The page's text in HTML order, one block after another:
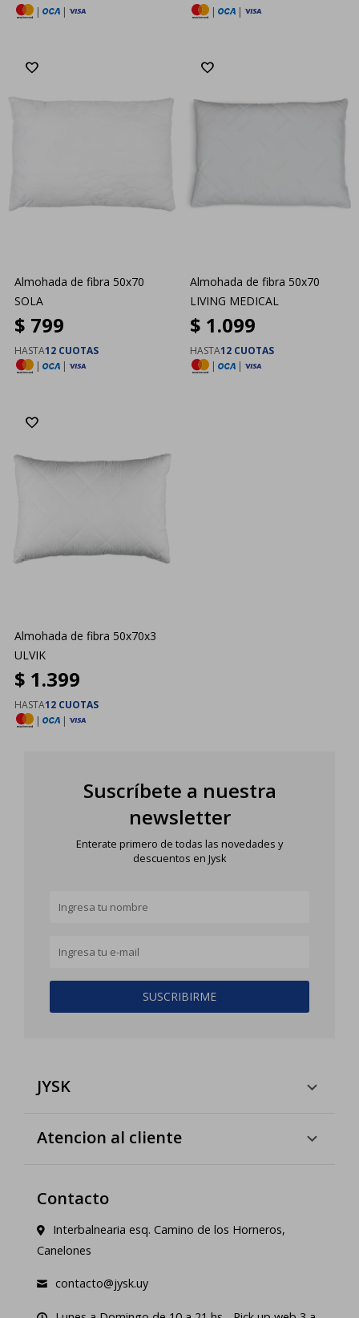
|
|
|
|
Almohada de fibra 50x70
SOLA
$ 799
HASTA12 CUOTAS
|
|
Almohada de fibra 50x70
LIVING MEDICAL
$ 1.099
HASTA12 CUOTAS
|
|
Almohada de fibra 50x70x3
ULVIK
$ 1.399
HASTA12 CUOTAS
|
|
Suscríbete a nuestra
newsletter
Enterate primero de todas las novedades y
descuentos en Jysk
SUSCRIBIRME
JYSK
Atencion al cliente
Contacto
Interbalnearia esq. Camino de los Horneros,
Canelones
contacto@jysk.uy